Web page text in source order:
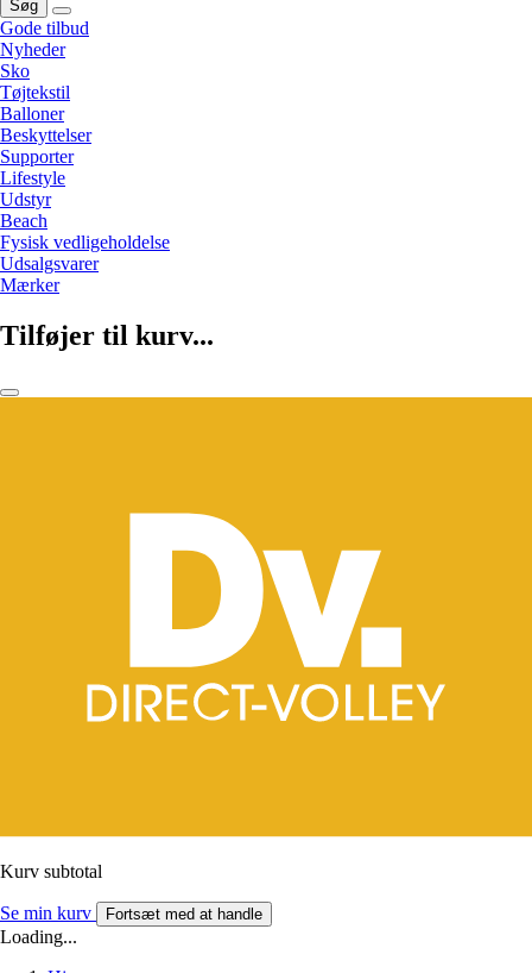
Søg
Gode tilbud
Nyheder
Sko
Tøjtekstil
Balloner
Beskyttelser
Supporter
Lifestyle
Udstyr
Beach
Fysisk vedligeholdelse
Udsalgsvarer
Mærker
Tilføjer til kurv...
Kurv subtotal
Se min kurv Fortsæt med at handle
Loading...